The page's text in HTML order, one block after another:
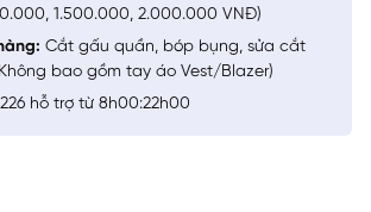
1.500.000, 2.000.000 VNĐ)
Cắt gấu quần, bóp bụng, sửa cắt
bao gồm tay áo Vest/Blazer)
hỗ trợ từ 8h00:22h00